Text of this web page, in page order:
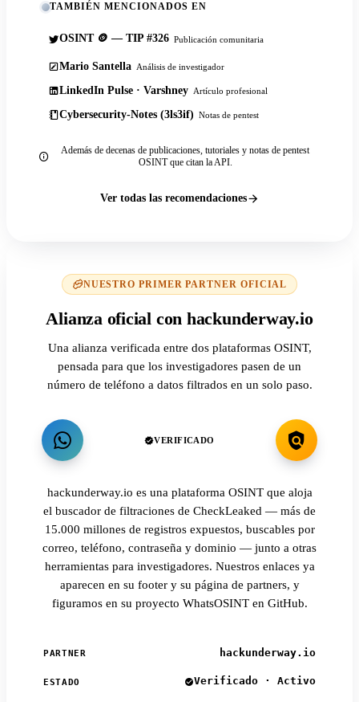
TAMBIÉN MENCIONADOS EN
OSINT 🪙 — TIP #326 Publicación comunitaria
Mario Santella Análisis de investigador
LinkedIn Pulse · Varshney Artículo profesional
Cybersecurity-Notes (3ls3if) Notas de pentest
Además de decenas de publicaciones, tutoriales y notas de pentest
OSINT que citan la API.
Ver todas las recomendaciones
NUESTRO PRIMER PARTNER OFICIAL
Alianza oficial con hackunderway.io
Una alianza verificada entre dos plataformas OSINT,
pensada para que los investigadores pasen de un
número de teléfono a datos filtrados en un solo paso.
VERIFICADO
hackunderway.io es una plataforma OSINT que aloja
el buscador de filtraciones de CheckLeaked — más de
15.000 millones de registros expuestos, buscables por
correo, teléfono, contraseña y dominio — junto a otras
herramientas para investigadores. Nuestros enlaces ya
aparecen en su footer y su página de partners, y
figuramos en su proyecto WhatsOSINT en GitHub.
PARTNER hackunderway.io
ESTADO Verificado · Activo